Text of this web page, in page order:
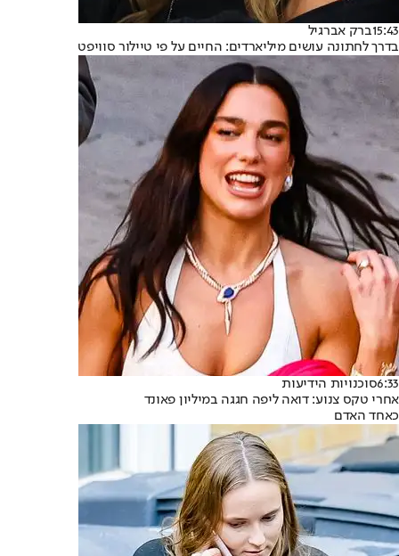
15:43ברק אברגיל
בדרך לחתונה עושים מיליארדים: החיים על פי טיילור סוויפט
6:33סוכנויות הידיעות
אחרי טקס צנוע: דואה ליפה חגגה במיליון פאונד
כאחד האדם